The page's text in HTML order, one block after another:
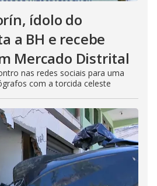
ídolo do
a BH e recebe
Mercado Distrital
nas redes sociais para uma
com a torcida celeste